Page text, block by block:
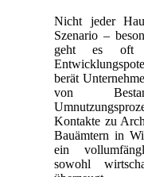
Nicht jeder
Szenario –
geht es oft
berät
von
Kontakte zu
Bauämtern in
ein
sowohl